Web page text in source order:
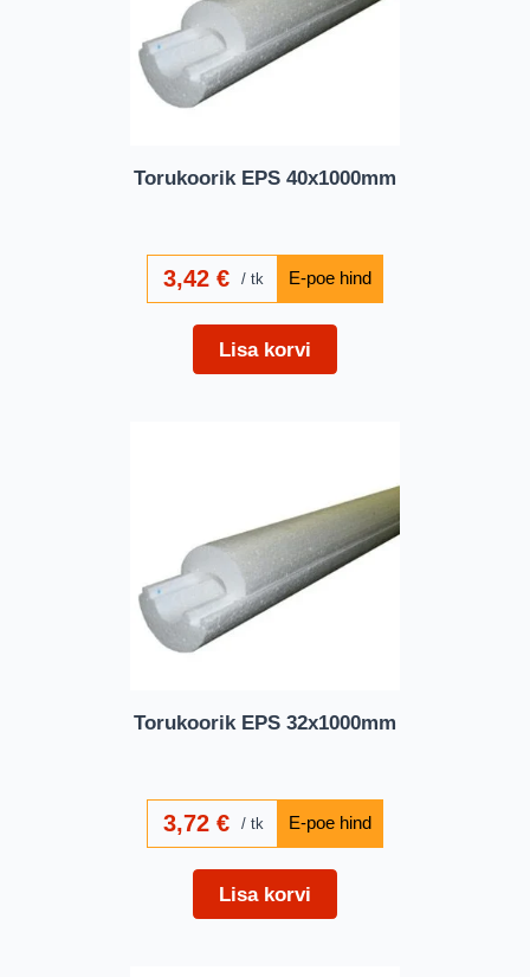
Torukoorik EPS 40x1000mm
3,42€ tk
Lisa korvi
Torukoorik EPS 32x1000mm
3,72€ tk
Lisa korvi